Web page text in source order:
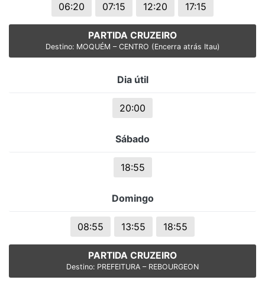
06:20 07:15 12:20 17:15
PARTIDA CRUZEIRO
Destino: MOQUÉM – CENTRO (Encerra atrás Itau)
Dia útil
20:00
Sábado
18:55
Domingo
08:55 13:55 18:55
PARTIDA CRUZEIRO
Destino: PREFEITURA – REBOURGEON